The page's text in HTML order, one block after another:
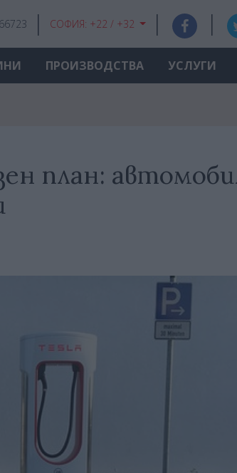
СОФИЯ: +22 / +32
ПРОИЗВОДСТВА УСЛУГИ
план: